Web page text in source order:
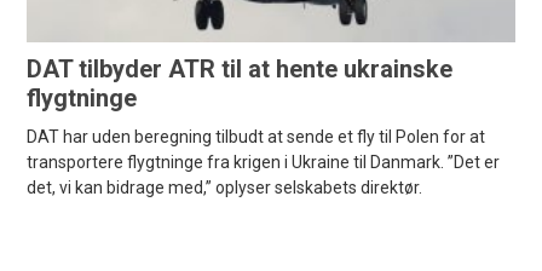
DAT tilbyder ATR til at hente ukrainske
flygtninge
DAT har uden beregning tilbudt at sende et fly til Polen for at
transportere flygtninge fra krigen i Ukraine til Danmark. ”Det er
det, vi kan bidrage med,” oplyser selskabets direktør.